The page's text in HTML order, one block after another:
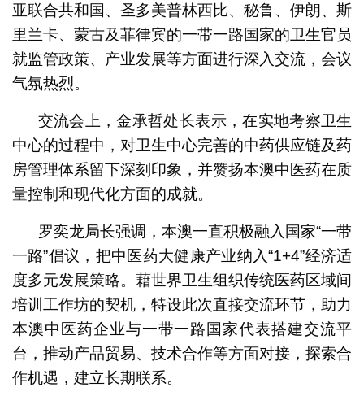
亚联合共和国、圣多美普林西比、秘鲁、伊朗、斯
里兰卡、蒙古及菲律宾的一带一路国家的卫生官员
就监管政策、产业发展等方面进行深入交流，会议
气氛热烈。
交流会上，金承哲处长表示，在实地考察卫生
中心的过程中，对卫生中心完善的中药供应链及药
房管理体系留下深刻印象，并赞扬本澳中医药在质
量控制和现代化方面的成就。
罗奕龙局长强调，本澳一直积极融入国家“一带
一路”倡议，把中医药大健康产业纳入“1+4”经济适
度多元发展策略。藉世界卫生组织传统医药区域间
培训工作坊的契机，特设此次直接交流环节，助力
本澳中医药企业与一带一路国家代表搭建交流平
台，推动产品贸易、技术合作等方面对接，探索合
作机遇，建立长期联系。